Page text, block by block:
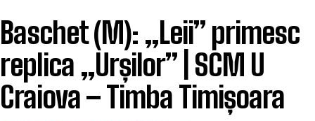
Baschet (M): „Leii” primesc
replica „Urșilor” | SCM U
Craiova – Timba Timișoara